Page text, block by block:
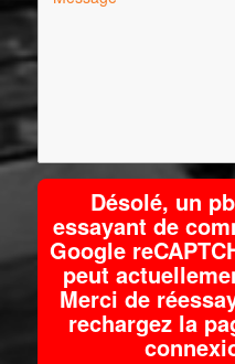
Désolé, un
essayant de
Google
peut
Merci de
rechargez la